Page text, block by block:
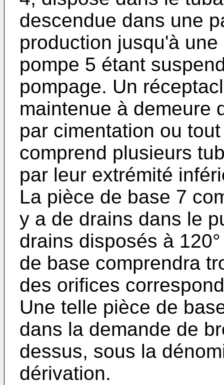
descendue dans une
production jusqu'à
pompe 5 étant
pompage. Un
maintenue à demeure
par cimentation ou
comprend plusieurs
par leur extrémité
La pièce de base 7
y a de drains dans le
drains disposés à
de base comprendra
des orifices
Une telle pièce de
dans la demande de
dessus, sous la
dérivation.